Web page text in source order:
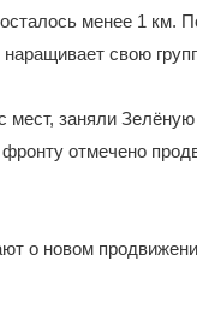
менее 1 км.
свою
заняли Зелёную
отмечено
о новом